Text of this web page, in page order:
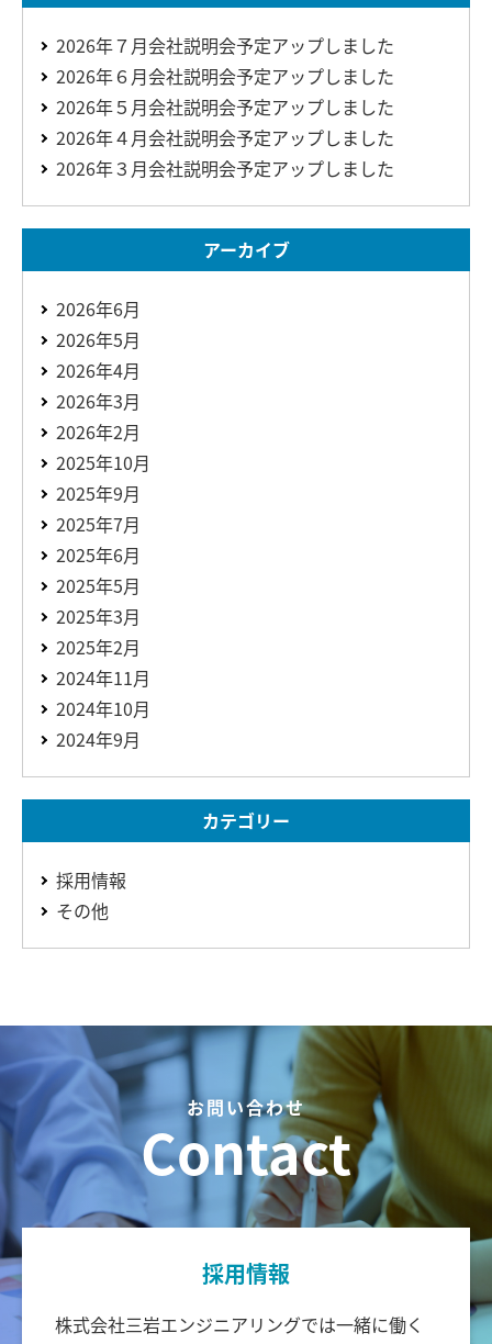
2026年７月会社説明会予定アップしました
2026年６月会社説明会予定アップしました
2026年５月会社説明会予定アップしました
2026年４月会社説明会予定アップしました
2026年３月会社説明会予定アップしました
アーカイブ
2026年6月
2026年5月
2026年4月
2026年3月
2026年2月
2025年10月
2025年9月
2025年7月
2025年6月
2025年5月
2025年3月
2025年2月
2024年11月
2024年10月
2024年9月
カテゴリー
採用情報
その他
お問い合わせ
Contact
採用情報
株式会社三岩エンジニアリングでは一緒に働く